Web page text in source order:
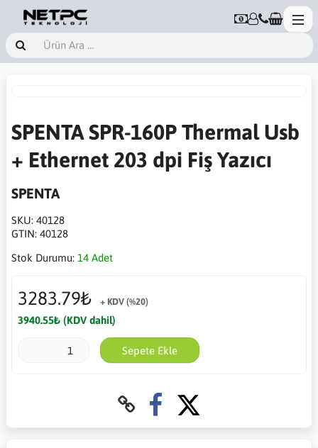
SPENTA SPR-160P Thermal Usb
+ Ethernet 203 dpi Fiş Yazıcı
SPENTA
SKU: 40128
GTIN: 40128
Stok Durumu: 14 Adet
3283.79₺ + KDV (%20)
3940.55₺ (KDV dahil)
Sepete Ekle